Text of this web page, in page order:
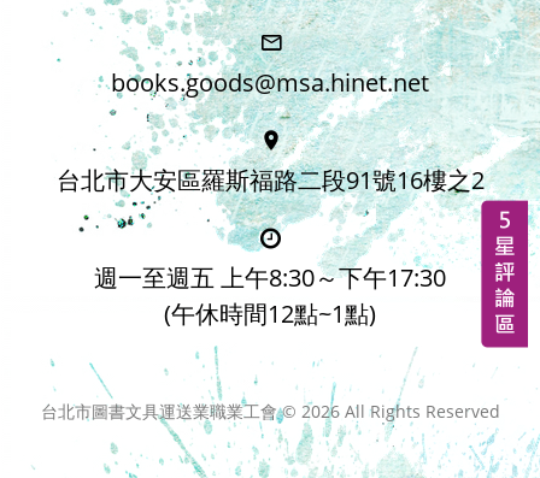
books.goods@msa.hinet.net
台北市大安區羅斯福路二段91號16樓之2
週一至週五 上午8:30～下午17:30
(午休時間12點~1點)
台北市圖書文具運送業職業工會 © 2026All Rights Reserved